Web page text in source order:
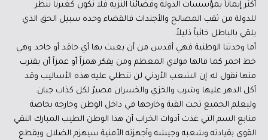
أكثر إيماناً بمؤسسات الدولة وقضائنا النزيه فلا نكون كغيرنا ننظر
للدولة من ثقب المصالح والأجندات فالقضاء وحده سبيل الحق الذي
يلقي بالباطل خائباً ذليلاً.
أما وحدتنا الوطنية فهي أقدس من أن يعبث بها أي حاقد أو جاحد وهي
خط احمر كما قالها مولاي المعظم ومن يفكر همزاً أو غمزاً أن يقترب
منها نقول له: إن الشعب الأردني لن تنطلي عليه هذه الأساليب وقد
أكل الدهر عليها وشرب والخزي والخسران مصيرٌ لكل كذاب جبان.
وليعلم الجميع تحت القبة وخارجها في داخل الوطن وخارجه بخاصة
منابع السم التي غذت أدوات الخراب أن هذا الوطن الطيب المبارك النقي
القوي بقيادته وشعبه وجيشه وأجهزته الأمنية سيهزم الضلال ويقطع